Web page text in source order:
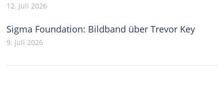
12. Juli 2026
Sigma Foundation: Bildband über Trevor Key
9. Juli 2026